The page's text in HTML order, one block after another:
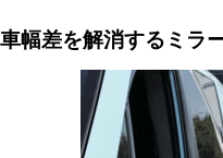
車幅差を解消するミラ